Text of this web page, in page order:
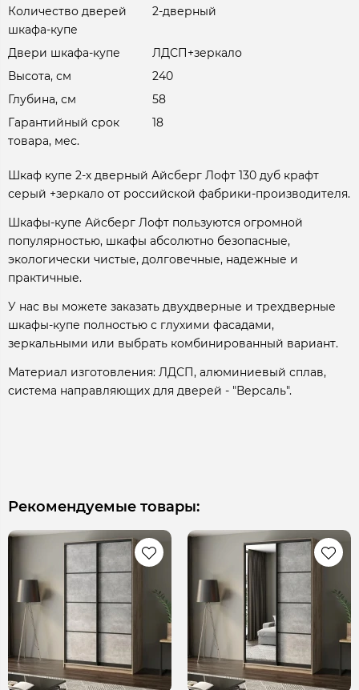
Количество дверей
шкафа-купе
2-дверный
Двери шкафа-купе
ЛДСП+зеркало
Высота, см
240
Глубина, см
58
Гарантийный срок
товара, мес.
18
Шкаф купе 2-х дверный Айсберг Лофт 130 дуб крафт
серый +зеркало от российской фабрики-производителя.
Шкафы-купе Айсберг Лофт пользуются огромной
популярностью, шкафы абсолютно безопасные,
экологически чистые, долговечные, надежные и
практичные.
У нас вы можете заказать двухдверные и трехдверные
шкафы-купе полностью с глухими фасадами,
зеркальными или выбрать комбинированный вариант.
Материал изготовления: ЛДСП, алюминиевый сплав,
система направляющих для дверей - "Версаль".
Рекомендуемые товары: